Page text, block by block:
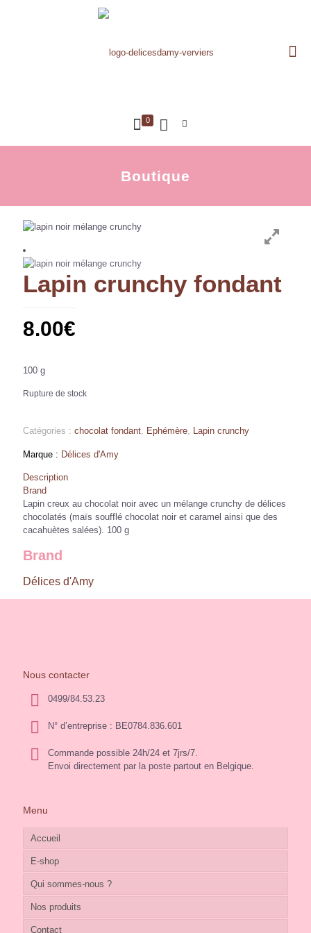
0
Boutique
Lapin crunchy fondant
8.00€
100 g
Rupture de stock
Catégories : chocolat fondant, Ephémère, Lapin crunchy
Délices d'Amy
Description
Brand
Lapin creux au chocolat noir avec un mélange crunchy de délices
chocolatés (maïs soufflé chocolat noir et caramel ainsi que des
cacahuètes salées). 100 g
Brand
Délices d'Amy
Nous contacter
0499/84.53.23
N° d’entreprise : BE0784.836.601
Commande possible 24h/24 et 7jrs/7.
Envoi directement par la poste partout en Belgique.
Menu
Accueil
E-shop
Qui sommes-nous ?
Nos produits
Contact